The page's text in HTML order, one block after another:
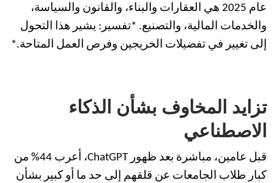
عام 2025 هي العقارات والبناء، والقانون والسياسة،
والخدمات المالية، والتصنيع. *تفسير: يشير هذا التحول
إلى تغيير في تفضيلات الخريجين وفرص العمل المتاحة.*
تزايد المخاوف بشأن الذكاء
الاصطناعي
قبل عامين، مباشرة بعد ظهور ChatGPT، أعرب 44% من
كبار طلاب الجامعات عن قلقهم إلى حد ما أو كبير بشأن